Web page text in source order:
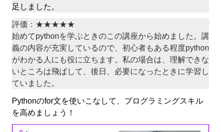
足しました。
評価：★★★★★
始めてpythonを学ぶときのこの講座から始めました。講
義の内容が充実しているので、初心者もある程度python
がわかる人にも役に立ちます。私の場合は、理解できな
いところは飛ばして、後日、必要になったときに学習し
ていました。
Pythonのfor文を使いこなして、プログラミングスキル
を高めましょう！